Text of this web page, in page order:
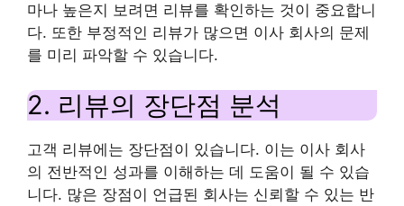
마나 높은지 보려면 리뷰를 확인하는 것이 중요합니
다. 또한 부정적인 리뷰가 많으면 이사 ​​회사의 문제
를 미리 파악할 수 있습니다.
2. 리뷰의 장단점 분석
고객 리뷰에는 장단점이 있습니다. 이는 이사 회사
의 전반적인 성과를 이해하는 데 도움이 될 수 있습
니다. 많은 장점이 언급된 회사는 신뢰할 수 있는 반